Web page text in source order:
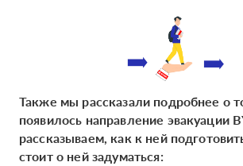
Также мы рассказали подробнее о
появилось направление эвакуации
рассказываем, как к ней
стоит о ней задуматься: